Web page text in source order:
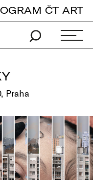
ČT ART
Praha